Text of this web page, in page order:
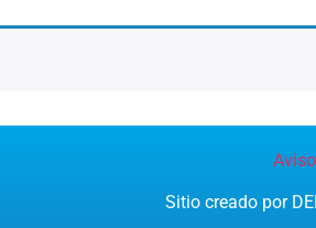
Sitio creado por